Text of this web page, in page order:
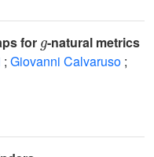
for -natural metrics
; Giovanni Calvaruso ;